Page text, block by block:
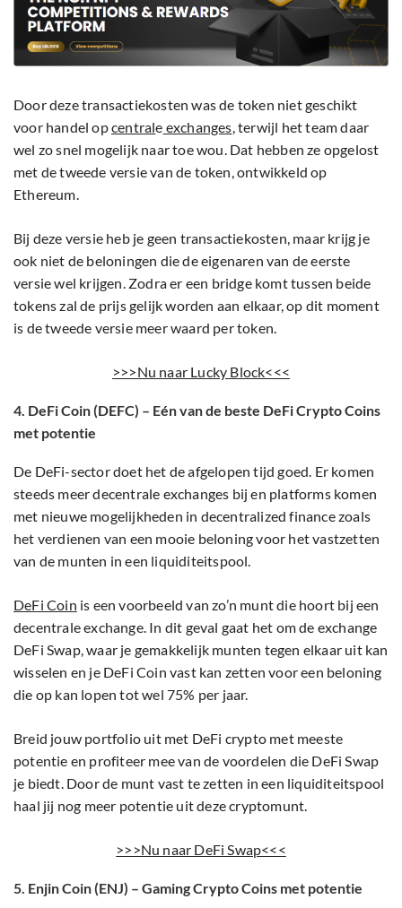
Door deze transactiekosten was de token niet geschikt
voor handel opcentrale exchanges, terwijl het team daar
wel zo snel mogelijk naar toe wou. Dat hebben ze opgelost
met de tweede versie van de token, ontwikkeld op
Ethereum.
Bij deze versie heb je geen transactiekosten, maar krijg je
ook niet de beloningen die de eigenaren van de eerste
versie wel krijgen. Zodra er een bridge komt tussen beide
tokens zal de prijs gelijk worden aan elkaar, op dit moment
is de tweede versie meer waard per token.
>>>Nu naar Lucky Block<<<
4. DeFi Coin (DEFC) – Eén van de beste DeFi Crypto Coins
met potentie
De DeFi-sector doet het de afgelopen tijd goed. Er komen
steeds meer decentrale exchanges bij en platforms komen
met nieuwe mogelijkheden in decentralized finance zoals
het verdienen van een mooie beloning voor het vastzetten
van de munten in een liquiditeitspool.
DeFi Coin is een voorbeeld van zo’n munt die hoort bij een
decentrale exchange. In dit geval gaat het om de exchange
DeFi Swap, waar je gemakkelijk munten tegen elkaar uit kan
wisselen en je DeFi Coin vast kan zetten voor een beloning
die op kan lopen tot wel 75% per jaar.
Breid jouw portfolio uit met DeFi crypto met meeste
potentie en profiteer mee van de voordelen die DeFi Swap
je biedt. Door de munt vast te zetten in een liquiditeitspool
haal jij nog meer potentie uit deze cryptomunt.
>>>Nu naar DeFi Swap<<<
5. Enjin Coin (ENJ) – Gaming Crypto Coins met potentie